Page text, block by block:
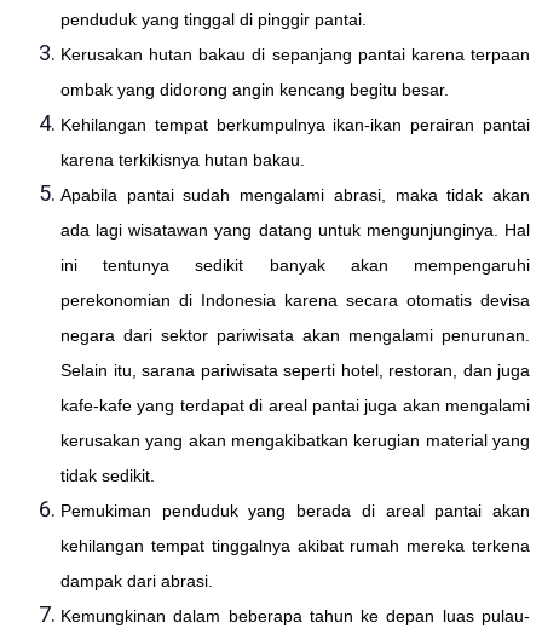
penduduk yang tinggal di pinggir pantai.
Kerusakan hutan bakau di sepanjang pantai karena terpaan
ombak yang didorong angin kencang begitu besar.
Kehilangan tempat berkumpulnya ikan-ikan perairan pantai
karena terkikisnya hutan bakau.
Apabila pantai sudah mengalami abrasi, maka tidak akan
ada lagi wisatawan yang datang untuk mengunjunginya. Hal
ini tentunya sedikit banyak akan mempengaruhi
perekonomian di Indonesia karena secara otomatis devisa
negara dari sektor pariwisata akan mengalami penurunan.
Selain itu, sarana pariwisata seperti hotel, restoran, dan juga
kafe-kafe yang terdapat di areal pantai juga akan mengalami
kerusakan yang akan mengakibatkan kerugian material yang
tidak sedikit.
Pemukiman penduduk yang berada di areal pantai akan
kehilangan tempat tinggalnya akibat rumah mereka terkena
dampak dari abrasi.
Kemungkinan dalam beberapa tahun ke depan luas pulau-